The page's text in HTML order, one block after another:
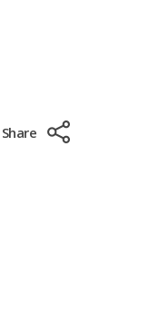
Share